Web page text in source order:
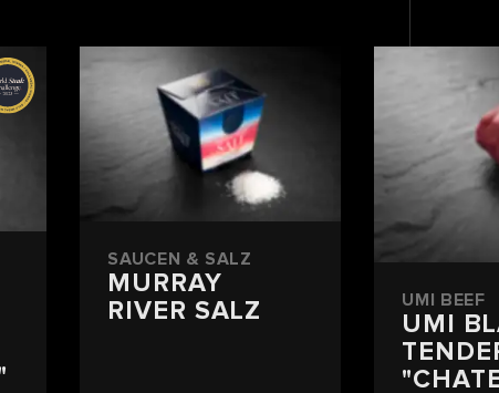
SAUCEN & SALZ
MURRAY
RIVER SALZ
UMI BEEF
UMI